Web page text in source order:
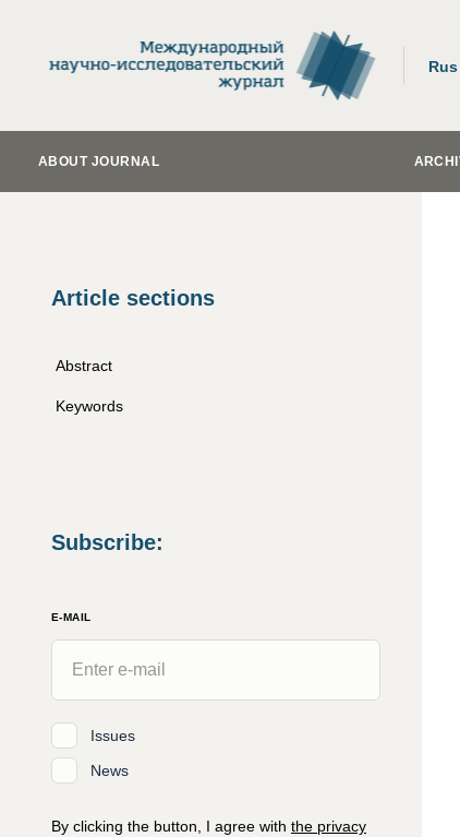
Rus
ABOUT JOURNAL
Article sections
Abstract
Keywords
Subscribe:
E-MAIL
Issues
News
By clicking the button, I agree with the privacy